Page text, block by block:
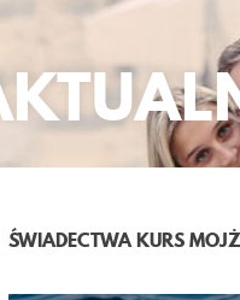
ŚWIADECTWA KURS